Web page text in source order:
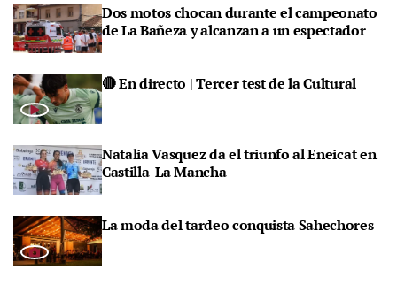
Dos motos chocan durante el campeonato
de La Bañeza y alcanzan a un espectador
🔴 En directo | Tercer test de la Cultural
Natalia Vasquez da el triunfo al Eneicat en
Castilla-La Mancha
La moda del tardeo conquista Sahechores